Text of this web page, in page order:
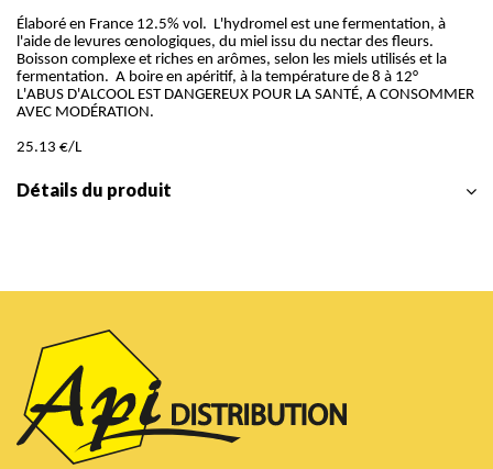
Élaboré en France 12.5% vol. L'hydromel est une fermentation, à
l'aide de levures œnologiques, du miel issu du nectar des fleurs.
Boisson complexe et riches en arômes, selon les miels utilisés et la
fermentation. A boire en apéritif, à la température de 8 à 12°
L'ABUS D'ALCOOL EST DANGEREUX POUR LA SANTÉ, A CONSOMMER
AVEC MODÉRATION.
25.13 €/L
Détails du produit